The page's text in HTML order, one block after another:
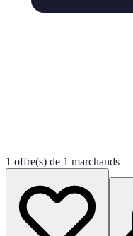
1 offre(s) de 1 marchands